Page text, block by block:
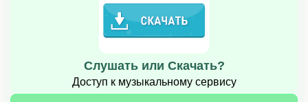
Слушать или Скачать?
Доступ к музыкальному сервису